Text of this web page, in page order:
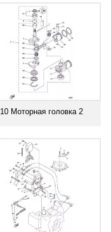
10 Моторная головка 2